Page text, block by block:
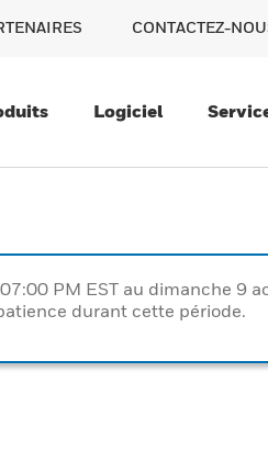
CONTACTEZ-
Logiciel
PM EST au dimanche 9
durant cette période.